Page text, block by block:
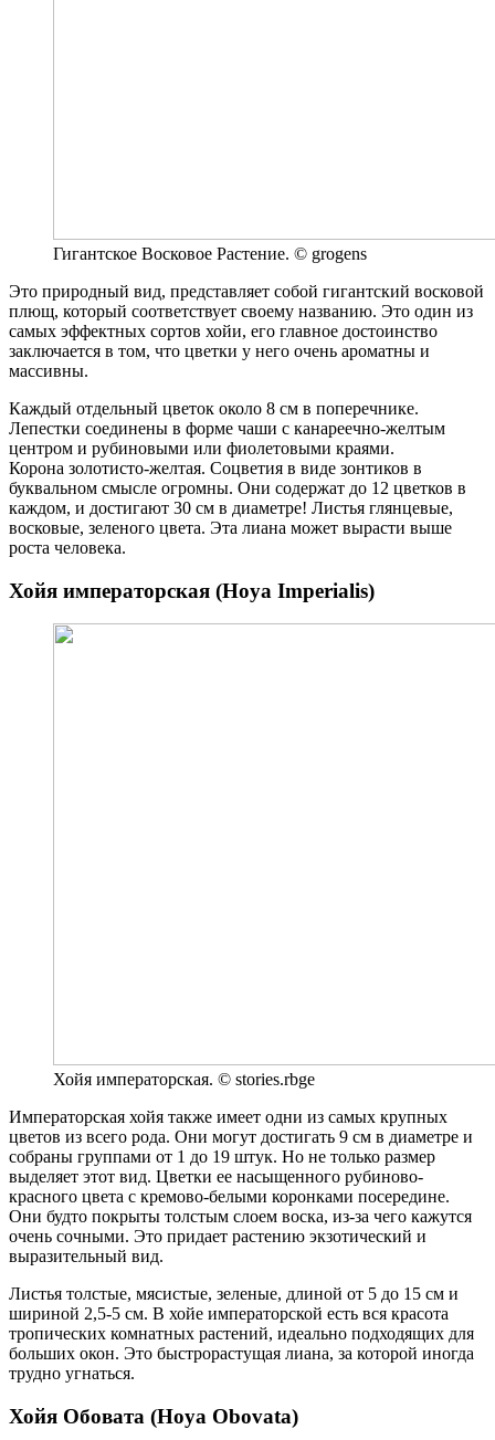
Гигантское Восковое Растение. © grogens
Это природный вид, представляет собой гигантский восковой
плющ, который соответствует своему названию. Это один из
самых эффектных сортов хойи, его главное достоинство
заключается в том, что цветки у него очень ароматны и
массивны.
Каждый отдельный цветок около 8 см в поперечнике.
Лепестки соединены в форме чаши с канареечно-желтым
центром и рубиновыми или фиолетовыми краями.
Корона золотисто-желтая. Соцветия в виде зонтиков в
буквальном смысле огромны. Они содержат до 12 цветков в
каждом, и достигают 30 см в диаметре! Листья глянцевые,
восковые, зеленого цвета. Эта лиана может вырасти выше
роста человека.
Хойя императорская (Hoya Imperialis)
Хойя императорская. © stories.rbge
Императорская хойя также имеет одни из самых крупных
цветов из всего рода. Они могут достигать 9 см в диаметре и
собраны группами от 1 до 19 штук. Но не только размер
выделяет этот вид. Цветки ее насыщенного рубиново-
красного цвета с кремово-белыми коронками посередине.
Они будто покрыты толстым слоем воска, из-за чего кажутся
очень сочными. Это придает растению экзотический и
выразительный вид.
Листья толстые, мясистые, зеленые, длиной от 5 до 15 см и
шириной 2,5-5 см. В хойе императорской есть вся красота
тропических комнатных растений, идеально подходящих для
больших окон. Это быстрорастущая лиана, за которой иногда
трудно угнаться.
Хойя Обовата (Hoya Obovata)